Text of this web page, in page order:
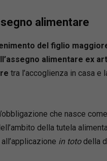
alimentare
del figlio
alimentare ex
tra l’accoglienza in casa e
che nasce
della tutela
all’applicazione in totodella